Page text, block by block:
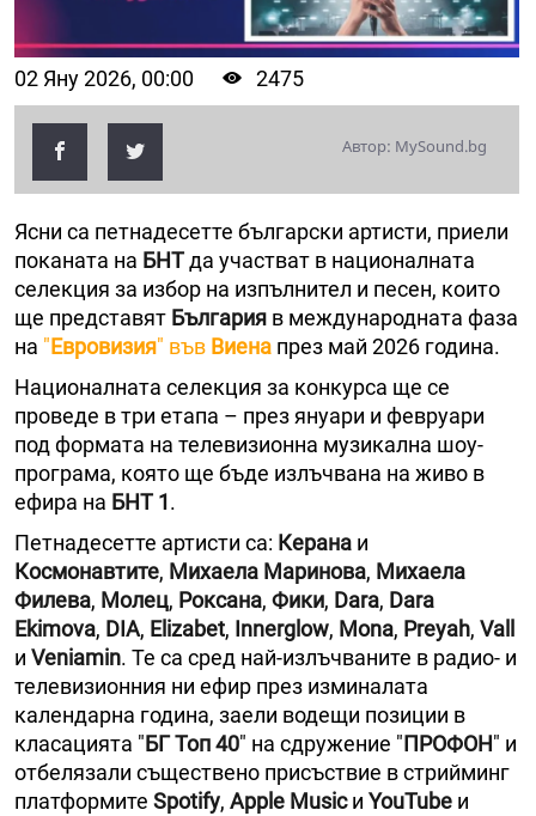
02 Яну 2026, 00:00 2475
Автор: MySound.bg
Ясни са петнадесетте български артисти, приели
поканата на БНТда участват в националната
селекция за избор на изпълнител и песен, които
ще представят България в международната фаза
на "Евровизия" във Виена през май 2026 година.
Националната селекция за конкурса ще се
проведе в три етапа – през януари и февруари
под формата на телевизионна музикална шоу-
програма, която ще бъде излъчвана на живо в
ефира на БНТ 1.
Петнадесетте артисти са: Керана и
Космонавтите, Михаела Маринова, Михаела
Филева, Молец, Роксана, Фики, Dara, Dara
Ekimova, DIA, Elizabet, Innerglow, Mona, Preyah, Vall
и Veniamin. Те са сред най-излъчваните в радио- и
телевизионния ни ефир през изминалата
календарна година, заели водещи позиции в
класацията "БГ Топ 40" на сдружение "ПРОФОН" и
отбелязали съществено присъствие в стрийминг
платформите Spotify, Apple Musicи YouTube и